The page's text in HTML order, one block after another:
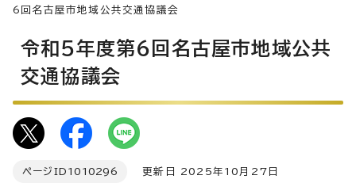
6回名古屋市地域公共交通協議会
令和5年度第6回名古屋市地域公共
交通協議会
ページID 1010296 更新日 2025年10月27日